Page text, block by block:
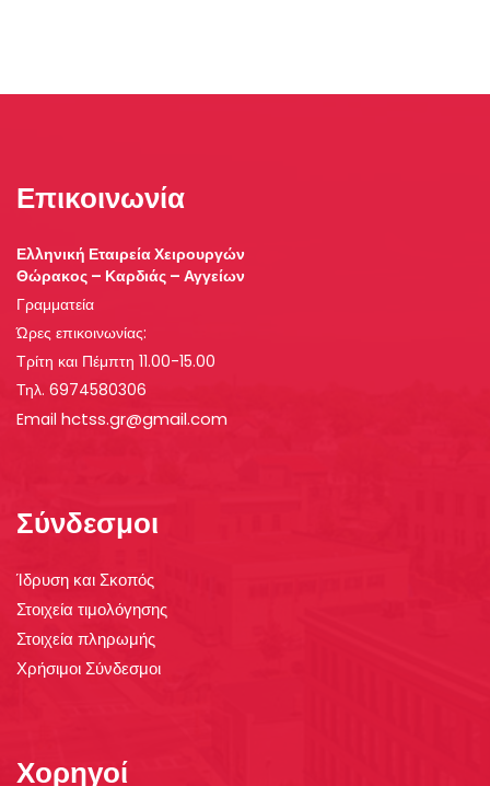
Επικοινωνία
Ελληνική Εταιρεία Χειρουργών
Θώρακος – Καρδιάς – Αγγείων
Γραμματεία
Ώρες επικοινωνίας:
Τρίτη και Πέμπτη 11.00-15.00
Τηλ. 6974580306
Email hctss.gr@gmail.com
Σύνδεσμοι
Ίδρυση και Σκοπός
Στοιχεία τιμολόγησης
Στοιχεία πληρωμής
Χρήσιμοι Σύνδεσμοι
Χορηγοί